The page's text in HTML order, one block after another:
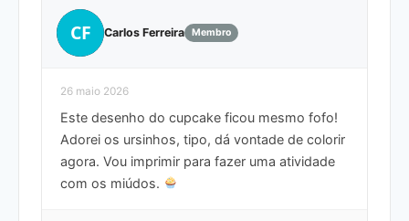
CF Carlos Ferreira Membro
26 maio 2026
Este desenho do cupcake ficou mesmo fofo!
Adorei os ursinhos, tipo, dá vontade de colorir
agora. Vou imprimir para fazer uma atividade
com os miúdos.